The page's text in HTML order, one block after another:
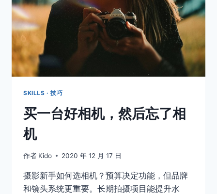
SKILLS · 技巧
买一台好相机，然后忘了相
机
作者 Kido 2020 年 12 月 17 日
摄影新手如何选相机？预算决定功能，但品牌
和镜头系统更重要。长期拍摄项目能提升水